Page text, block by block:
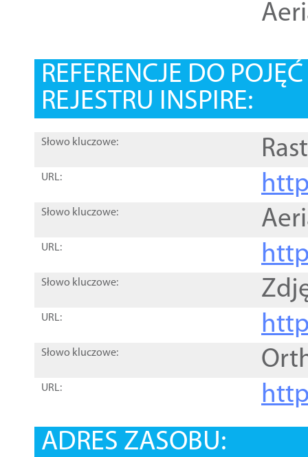
REFERENCJE DO
REJESTRU INSPIRE:
Słowo kluczowe:
URL:
Słowo kluczowe:
URL:
Słowo kluczowe:
URL:
Słowo kluczowe:
URL:
ADRES ZASOBU: